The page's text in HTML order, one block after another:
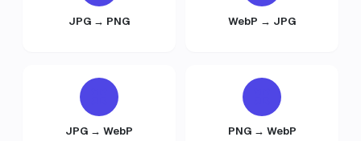
JPG → PNG WebP → JPG
JPG → WebP PNG → WebP